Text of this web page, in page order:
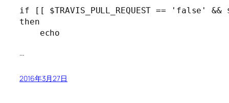
if [[ $TRAVIS_PULL_REQUEST == 'false' &&
then
    echo
…
2016年3月27日